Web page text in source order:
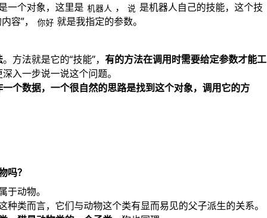
一个对象，这里是 机器人 ， 说 是机器人自己的技能，这个技
容”，
你好 就是我指定的参数。
。方法就是它的“技能”，有的方法在调用时需要给定参数才能工
入一步说一说这个问题。
一个数据，一个很自然的思路是找到这个对象，调用它的方
吗？
动物。
类而言，它们与动物这个类有显而易见的父子派生的关系。